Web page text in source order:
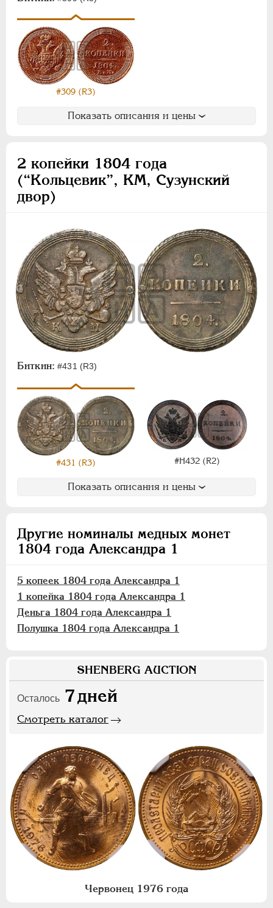
#309 (R3)
Показать описания и цены
2 копейки 1804 года
(“Кольцевик”, КМ, Сузунский
двор)
Биткин: #431 (R3)
#431 (R3) #Н432 (R2)
Показать описания и цены
Другие номиналы медных монет
1804 года Александра 1
5 копеек 1804 года Александра 1
1 копейка 1804 года Александра 1
Деньга 1804 года Александра 1
Полушка 1804 года Александра 1
SHENBERG AUCTION
Осталось 7дней
Смотреть каталог
Червонец 1976 года
Монетовидные
НИКОЛАЙ I
1826-1855
АЛЕКСАНДР II 1855-1881
АЛЕКСАНДР III 1881-1894
НИКОЛАЙ II
1894-1917
ИНОСТРАННЫЕ 1768-1918